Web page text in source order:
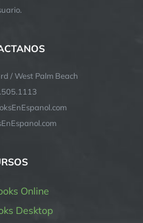
/ West Palm Beach
Online
Desktop